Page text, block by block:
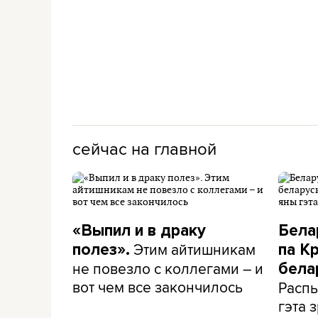
сейчас на главной
«Выпил и в драку
полез». Этим айтишникам
не повезло с коллегами – и
вот чем все закончилось
па
гэта